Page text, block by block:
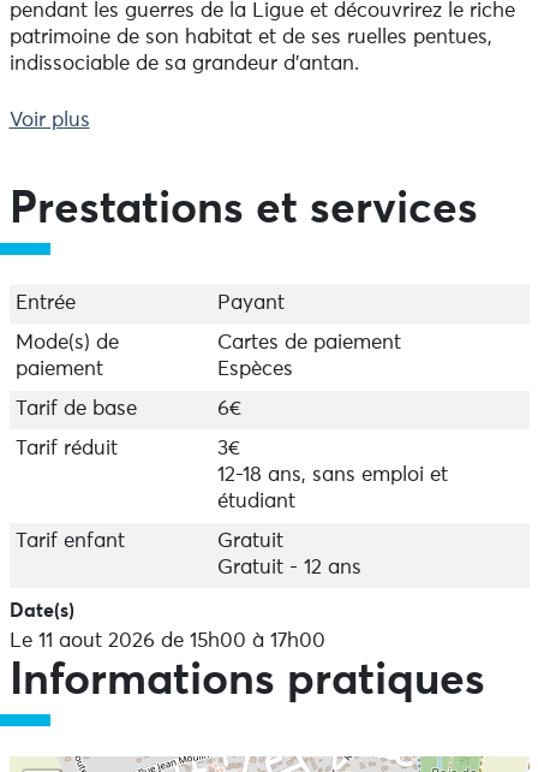
pendant les guerres de la Ligue et découvrirez le riche
patrimoine de son habitat et de ses ruelles pentues,
indissociable de sa grandeur d’antan.
Le mardi à 15h.
par téléphone.
Voir plus
Prestations et services
Entrée
Payant
Mode(s) de
paiement
Cartes de paiement
Espèces
Tarif de base
6€
Tarif réduit
3€
12-18 ans, sans emploi et
étudiant
Tarif enfant
Gratuit
Gratuit - 12 ans
Date(s)
Le 11 aout 2026 de 15h00 à 17h00
Informations pratiques